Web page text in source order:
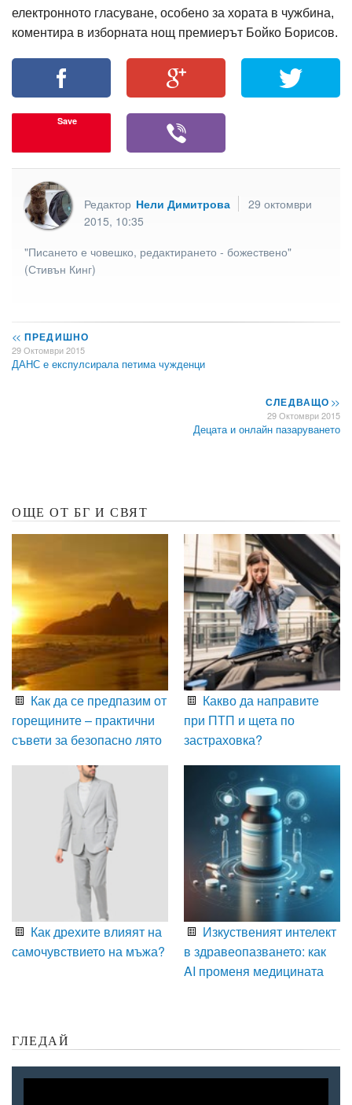
електронното гласуване, особено за хората в чужбина,
коментира в изборната нощ премиерът Бойко Борисов.
Save
Редактор Нели Димитрова
29 октомври
2015, 10:35
"Писането е човешко, редактирането - божествено"
(Стивън Кинг)
<< ПРЕДИШНО
29 Октомври 2015
ДАНС е експулсирала петима чужденци
СЛЕДВАЩО>>
29 Октомври 2015
Децата и онлайн пазаруването
ОЩЕ ОТ БГ И СВЯТ
Как да се предпазим от
горещините – практични
съвети за безопасно лято
Какво да направите
при ПТП и щета по
застраховка?
Как дрехите влияят на
самочувствието на мъжа?
Изкуственият интелект
в здравеопазването: как
AI променя медицината
ГЛЕДАЙ